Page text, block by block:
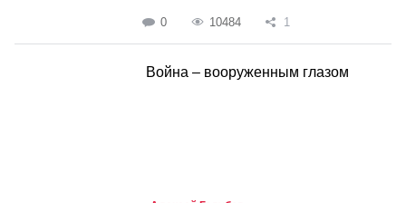
0 10484 1
Война – вооруженным глазом